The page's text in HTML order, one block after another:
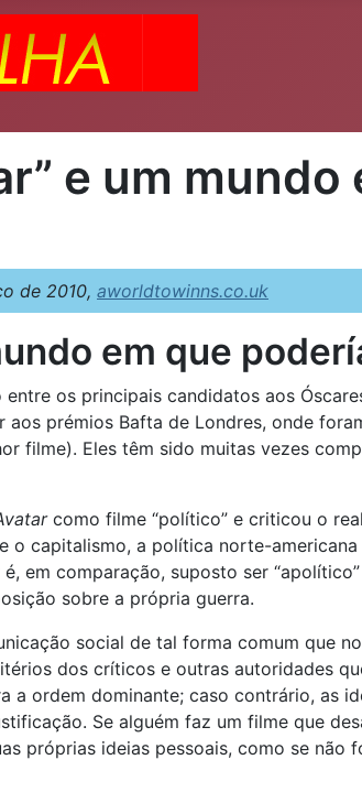
e um
de 2010, aworldtowinns.co.uk
em que
os principais candidatos aos
prémios Bafta de Londres, onde
filme). Eles têm sido muitas vezes
como filme “político” e criticou o
capitalismo, a política norte-
em comparação, suposto ser
sobre a própria guerra.
social de tal forma comum que
dos críticos e outras autoridades
ordem dominante; caso contrário, as
Se alguém faz um filme que
próprias ideias pessoais, como se